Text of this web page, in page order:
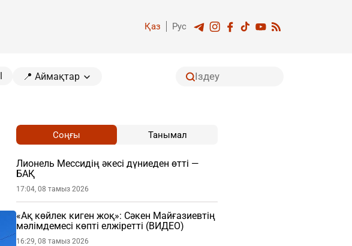
Қаз Рус
📍 Аймақтар
Соңғы Танымал
Лионель Мессидің әкесі дүниеден өтті —
БАҚ
17:04, 08 тамыз 2026
«Ақ көйлек киген жоқ»: Сәкен Майғазиевтің
мәлімдемесі көпті елжіретті (ВИДЕО)
16:29, 08 тамыз 2026